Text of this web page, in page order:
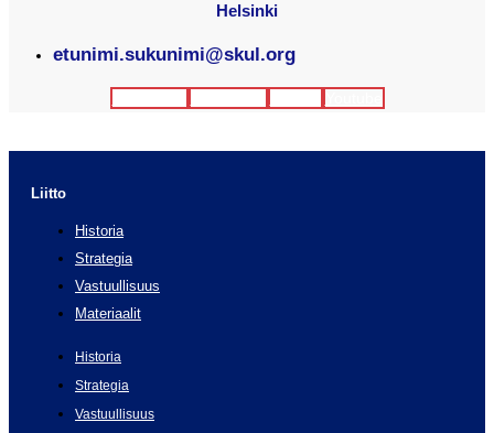
Helsinki
etunimi.sukunimi@skul.org
Liitto
Historia
Strategia
Vastuullisuus
Materiaalit
Historia
Strategia
Vastuullisuus